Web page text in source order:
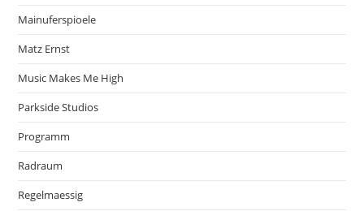
Mainuferspioele
Matz Ernst
Music Makes Me High
Parkside Studios
Programm
Radraum
Regelmaessig